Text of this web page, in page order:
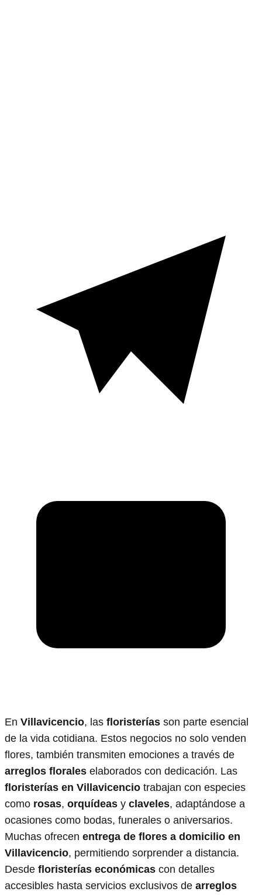
En Villavicencio, las floristerías son parte esencial
de la vida cotidiana. Estos negocios no solo venden
flores, también transmiten emociones a través de
arreglos florales elaborados con dedicación. Las
floristerías en Villavicencio trabajan con especies
como rosas, orquídeas y claveles, adaptándose a
ocasiones como bodas, funerales o aniversarios.
Muchas ofrecen entrega de flores a domicilio en
Villavicencio, permitiendo sorprender a distancia.
Desde floristerías económicas con detalles
accesibles hasta servicios exclusivos de arreglos